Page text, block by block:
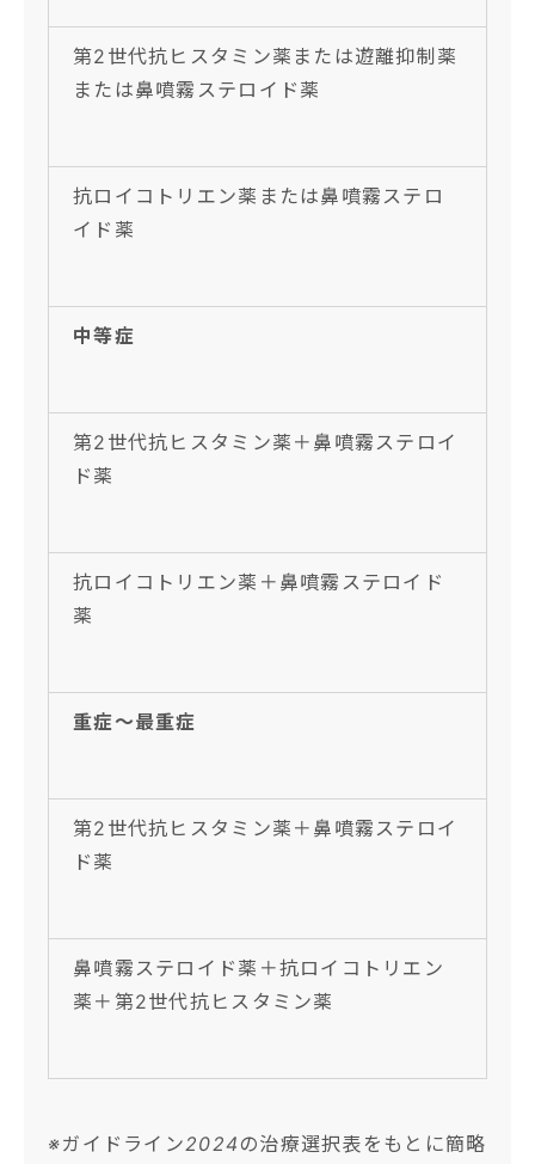
第2世代抗ヒスタミン薬または遊離抑制薬
または鼻噴霧ステロイド薬
抗ロイコトリエン薬または鼻噴霧ステロ
イド薬
中等症
第2世代抗ヒスタミン薬＋鼻噴霧ステロイ
ド薬
抗ロイコトリエン薬＋鼻噴霧ステロイド
薬
重症〜最重症
第2世代抗ヒスタミン薬＋鼻噴霧ステロイ
ド薬
鼻噴霧ステロイド薬＋抗ロイコトリエン
薬＋第2世代抗ヒスタミン薬
※ガイドライン2024の治療選択表をもとに簡略